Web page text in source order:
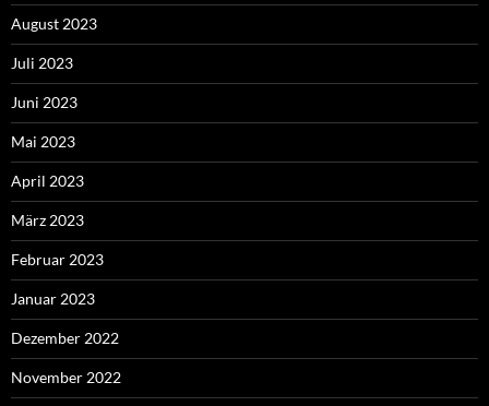
August 2023
Juli 2023
Juni 2023
Mai 2023
April 2023
März 2023
Februar 2023
Januar 2023
Dezember 2022
November 2022